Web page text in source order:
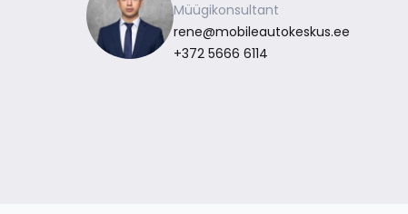
Müügikonsultant
rene@mobileautokeskus.ee
+372 5666 6114